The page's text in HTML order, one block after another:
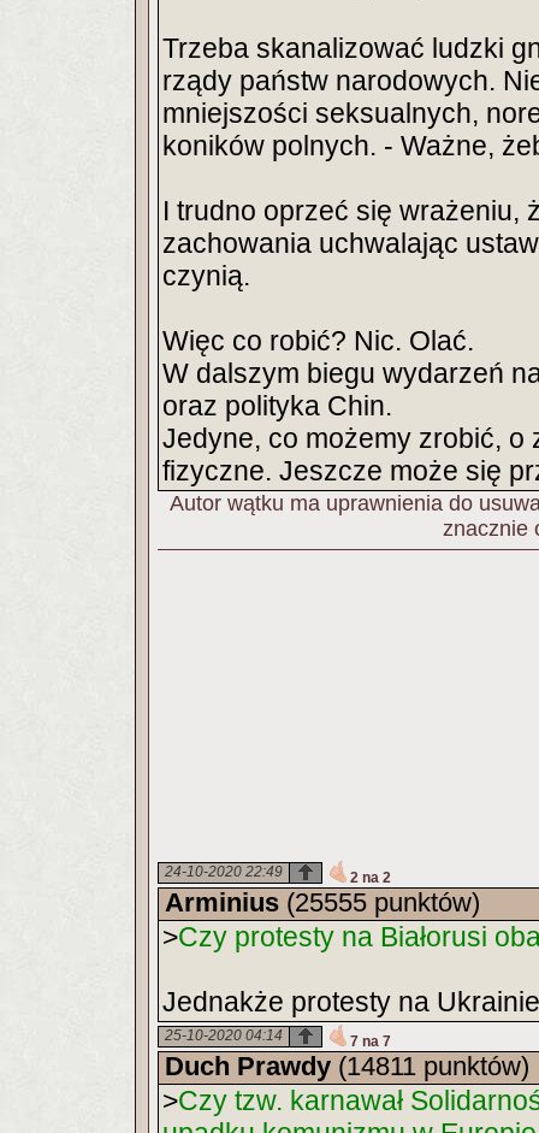
Trzeba skanalizować ludzki
rządy państw narodowych.
mniejszości seksualnych,
koników polnych. - Ważne,
I trudno oprzeć się wrażeniu,
zachowania uchwalając
czynią.
Więc co robić? Nic. Olać.
W dalszym biegu wydarzeń
oraz polityka Chin.
Jedyne, co możemy zrobić,
fizyczne. Jeszcze może się
Autor wątku ma uprawnienia do
znacznie
24-10-2020 22:49 2 na 2
Arminius (25555 punktów)
>Czy protesty na Białorusi
Jednakże protesty na
25-10-2020 04:14 7 na 7
Duch Prawdy (14811 punktów)
>Czy tzw. karnawał